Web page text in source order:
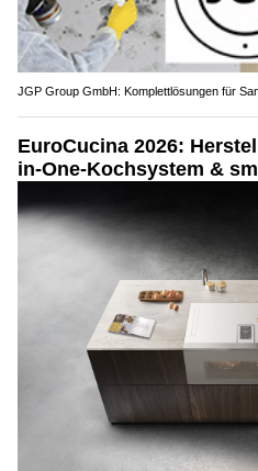
JGP Group GmbH: Komplettlösungen für
EuroCucina 2026:
in-One-Kochsystem &